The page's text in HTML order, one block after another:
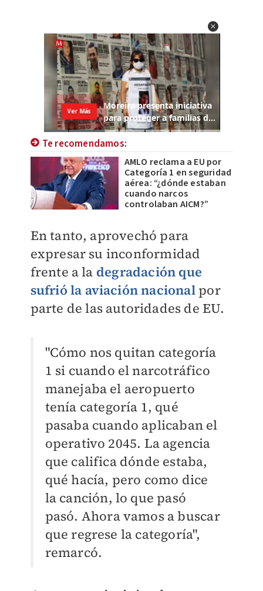
Te recomendamos:
AMLO reclama a EU por
Categoría 1 en seguridad
aérea: “¿dónde estaban
cuando narcos
controlaban AICM?”
En tanto, aprovechó para
expresar su inconformidad
frente a la degradación que
sufrió la aviación nacionalpor
parte de las autoridades de EU.
"Cómo nos quitan categoría
1 si cuando el narcotráfico
manejaba el aeropuerto
tenía categoría 1, qué
pasaba cuando aplicaban el
operativo 2045. La agencia
que califica dónde estaba,
qué hacía, pero como dice
la canción, lo que pasó
pasó. Ahora vamos a buscar
que regrese la categoría",
remarcó.